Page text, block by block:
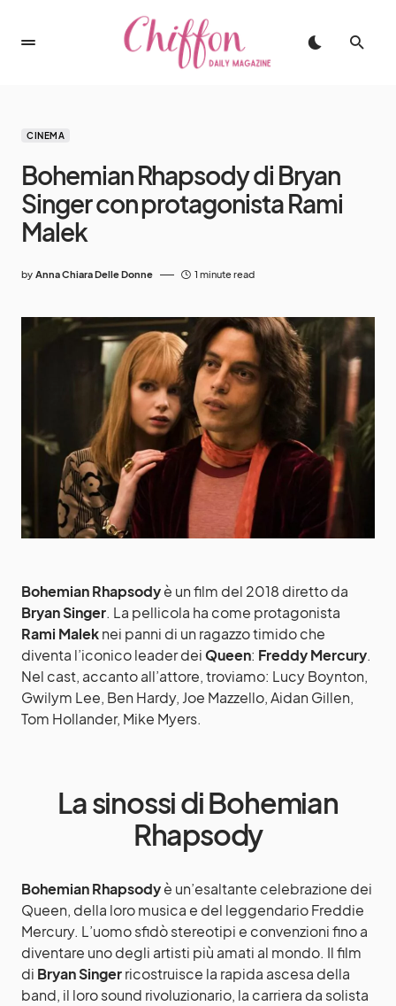
CINEMA
Bohemian Rhapsody di Bryan
Singer con protagonista Rami
Malek
by Anna Chiara Delle Donne 1 minute read
Bohemian Rhapsodyè un film del 2018 diretto da
Bryan Singer. La pellicola ha come protagonista
Rami Maleknei panni di un ragazzo timido che
diventa l’iconico leader deiQueen: Freddy Mercury.
Nel cast, accanto all’attore, troviamo: Lucy Boynton,
Gwilym Lee, Ben Hardy, Joe Mazzello, Aidan Gillen,
Tom Hollander, Mike Myers.
La sinossi di Bohemian
Rhapsody
Bohemian Rhapsodyè un’esaltante celebrazione dei
Queen, della loro musica e del leggendario Freddie
Mercury. L’uomo sfidò stereotipi e convenzioni fino a
diventare uno degli artisti più amati al mondo. Il film
di Bryan Singerricostruisce la rapida ascesa della
band, il loro sound rivoluzionario, la carriera da solista